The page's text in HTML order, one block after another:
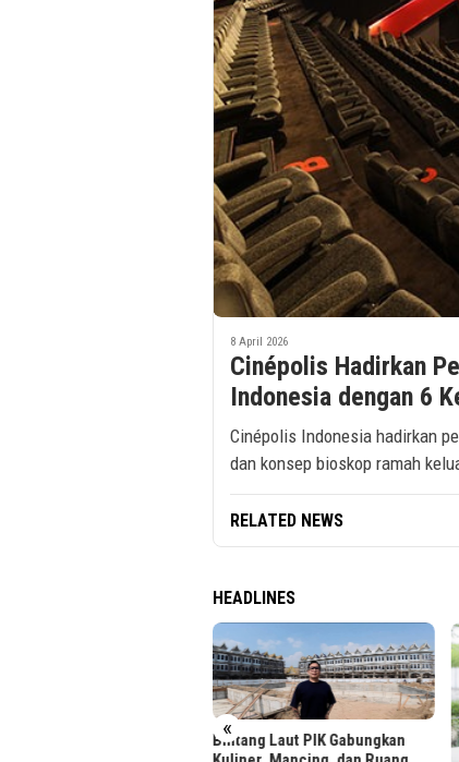
8 April 2026
Cinépolis Hadirkan
Indonesia dengan 6
Cinépolis Indonesia hadirkan
dan konsep bioskop ramah
RELATED NEWS
HEADLINES
«
Bintang Laut PIK Gabungkan